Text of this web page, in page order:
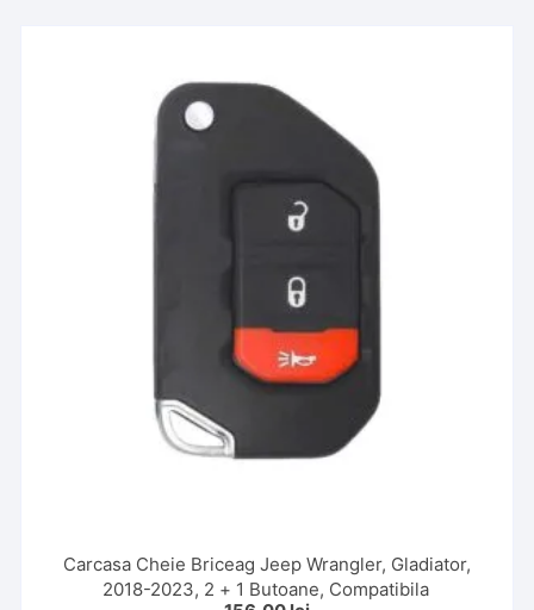
Carcasa Cheie Briceag Jeep Wrangler, Gladiator,
2018-2023, 2 + 1 Butoane, Compatibila